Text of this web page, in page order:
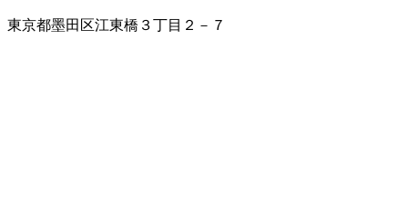
東京都墨田区江東橋３丁目２－７